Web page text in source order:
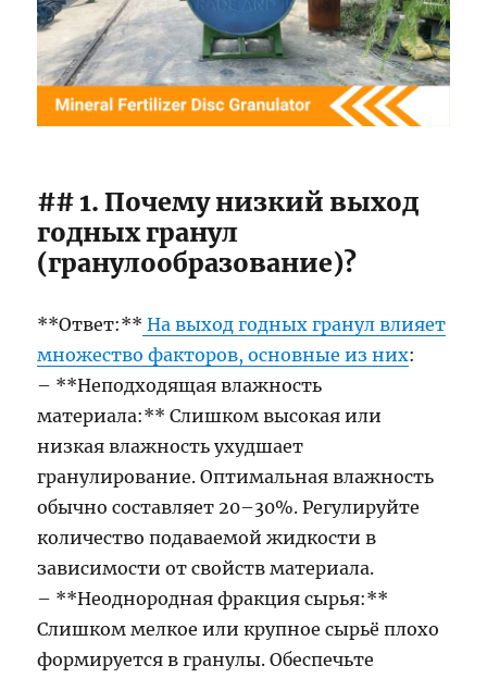
## 1. Почему низкий выход
годных гранул
(гранулообразование)?
**Ответ:** На выход годных гранул влияет
множество факторов, основные из них:
– **Неподходящая влажность
материала:** Слишком высокая или
низкая влажность ухудшает
гранулирование. Оптимальная влажность
обычно составляет 20–30%. Регулируйте
количество подаваемой жидкости в
зависимости от свойств материала.
– **Неоднородная фракция сырья:**
Слишком мелкое или крупное сырьё плохо
формируется в гранулы. Обеспечьте